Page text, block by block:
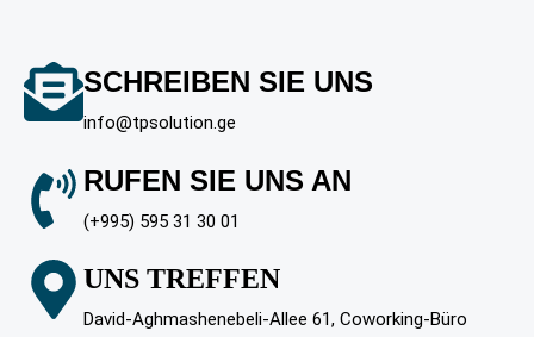
SCHREIBEN SIE UNS
info@tpsolution.ge
RUFEN SIE UNS AN
(+995) 595 31 30 01
UNS TREFFEN
David-Aghmashenebeli-Allee 61, Coworking-Büro